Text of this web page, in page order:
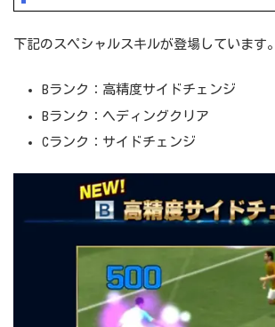
下記のスペシャルスキルが登場しています。
Bランク：高精度サイドチェンジ
Bランク：ヘディングクリア
Cランク：サイドチェンジ